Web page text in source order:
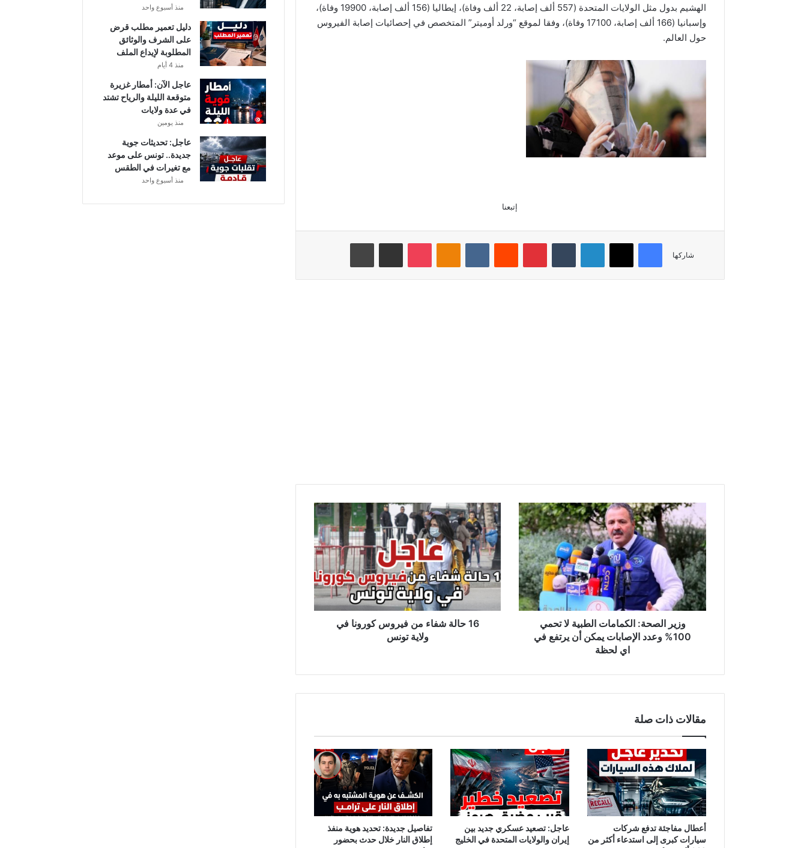
الهشيم بدول مثل الولايات المتحدة (557 ألف إصابة، 22 ألف وفاة)، إيطاليا (156 ألف إصابة، 19900 وفاة)،
وإسبانيا (166 ألف إصابة، 17100 وفاة)، وفقا لموقع “ورلد أوميتر” المتخصص في إحصائيات إصابة الفيروس
حول العالم.
إتبعنا
شاركها
فيسبوك لينكدإن بينتيريست
ز
ي
ر
ا
ل
ص
ح
ة
م
ت
ا
ل
ب
ي
ة
ل
ا
وزير الصحة: الكمامات الطبية لا تحمي
100% وعدد الإصابات يمكن أن يرتفع في
اي لحظة
1
6
ح
ل
ة
ش
ا
ي
و
ر
و
ن
ا
ف
ي
ل
16 حالة شفاء من فيروس كورونا في
ولاية تونس
مقالات ذات صلة
أعطال مفاجئة تدفع شركات
سيارات كبرى إلى استدعاء أكثر من
عاجل: تصعيد عسكري جديد بين
إيران والولايات المتحدة في الخليج
تفاصيل جديدة: تحديد هوية منفذ
إطلاق النار خلال حدث بحضور
و
ر
ي
أ
ب
ا
ل
إ
ف
ق
ي
ا
منذ أسبوع واحد
دليل تعمير مطلب قرض
على الشرف والوثائق
المطلوبة لإيداع الملف
منذ 4 أيام
عاجل الآن: أمطار غزيرة
متوقعة الليلة والرياح تشتد
في عدة ولايات
منذ يومين
عاجل: تحديثات جوية
جديدة.. تونس على موعد
مع تغيرات في الطقس
منذ أسبوع واحد